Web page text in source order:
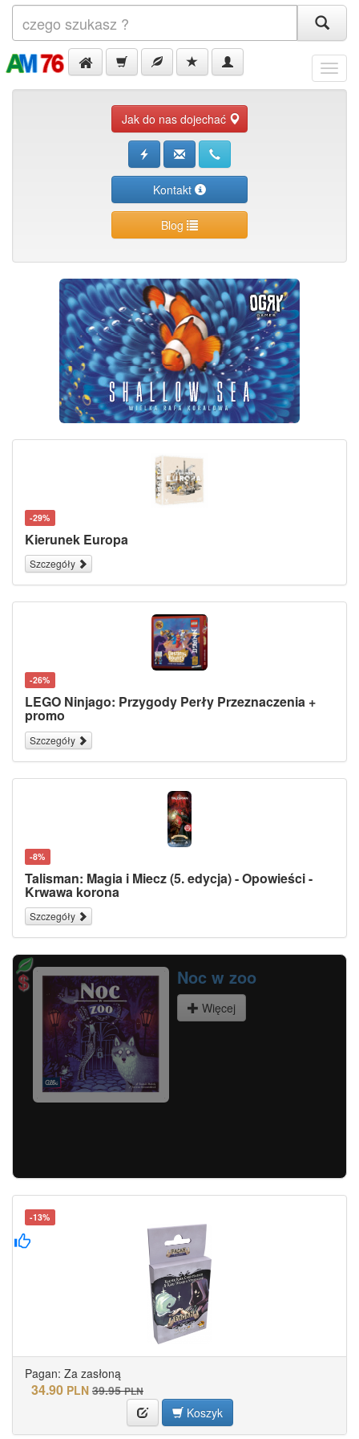
Menu
Jak do nas dojechać
Kontakt
Blog
-29%
Kierunek Europa
Szczegóły
-26%
LEGO Ninjago: Przygody Perły Przeznaczenia +
promo
Szczegóły
-8%
Talisman: Magia i Miecz (5. edycja) - Opowieści -
Krwawa korona
Szczegóły
Boss Fighters QR GRA
Więcej
-13%
Pagan: Za zasłoną
34.90 PLN 39.95 PLN
Koszyk